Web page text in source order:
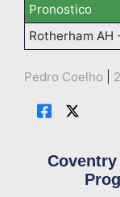
Pronostico
Rotherham AH
Pedro Coelho